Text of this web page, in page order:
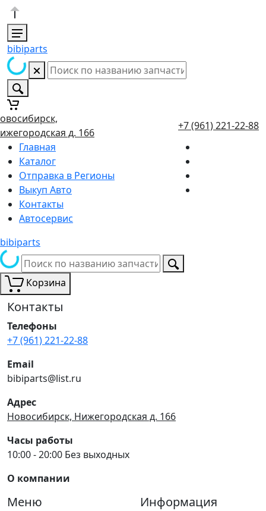
bibiparts
д. 166
+7 (961) 221-22-88
Главная
Каталог
Отправка в Регионы
Выкуп Авто
Контакты
Автосервис
bibiparts
Корзина
Контакты
Телефоны
+7 (961) 221-22-88
Email
bibiparts@list.ru
Адрес
Новосибирск, Нижегородская д. 166
Часы работы
10:00 - 20:00 Без выходных
О компании
Меню Информация